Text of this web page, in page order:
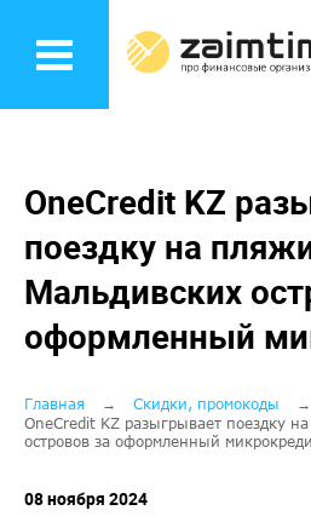
основному
OneCredit KZ
поездку на
Мальдивских
оформленный
Строка
навигации
Главная
Скидки, промокоды
OneCredit KZ разыгрывает поездку
островов за оформленный
08 ноября 2024